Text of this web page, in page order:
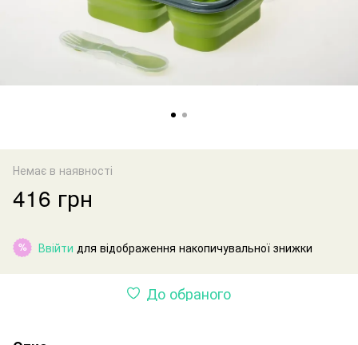
Немає в наявності
416 грн
% Ввійти для відображення накопичувальної знижки
До обраного